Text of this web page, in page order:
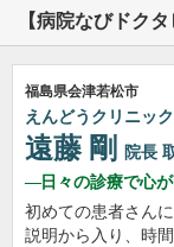
【病院なびドク
福島県会津若松市
えんどうクリニック
遠藤 剛 院長
日々の診療で心
初めての患者さん
説明から入り、時